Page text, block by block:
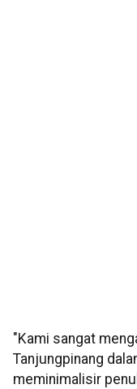
"Kami sangat
Tanjungpinang
meminimalisir